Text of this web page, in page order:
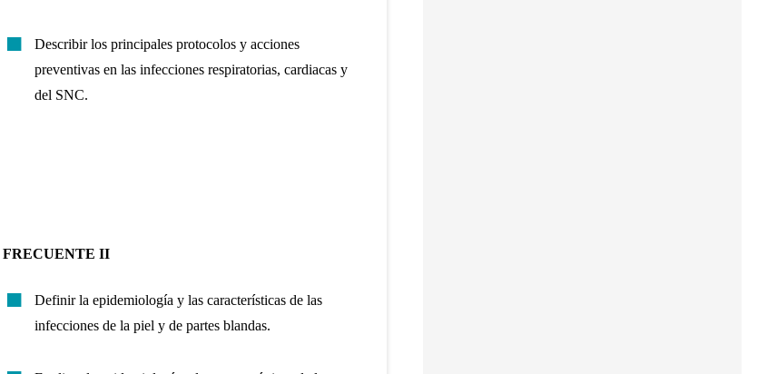
Describir los principales protocolos y acciones
preventivas en las infecciones respiratorias, cardiacas y
del SNC.
FRECUENTE II
Definir la epidemiología y las características de las
infecciones de la piel y de partes blandas.